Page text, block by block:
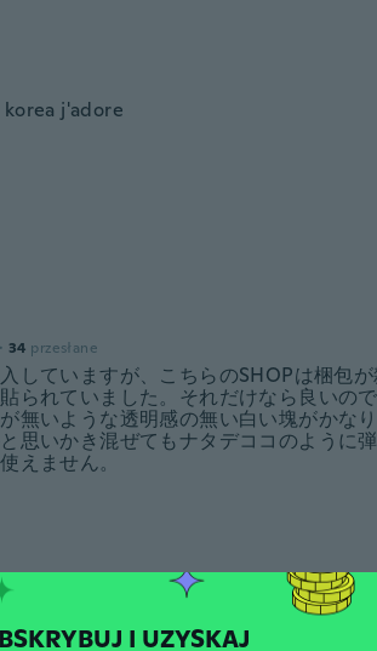
j'adore
· 34 przesłane
していますが、こちらのSHOPは梱包
られていました。それだけなら良いの
無いような透明感の無い白い塊がかな
思いかき混ぜてもナタデココのように
えません。
1